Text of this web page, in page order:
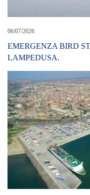
06/07/2026
EMERGENZA BIRD
LAMPEDUSA.